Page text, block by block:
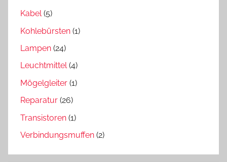
Kabel(5)
Kohlebürsten (1)
Lampen (24)
Leuchtmittel(4)
Mögelgleiter (1)
Reparatur (26)
Transistoren (1)
Verbindungsmuffen (2)